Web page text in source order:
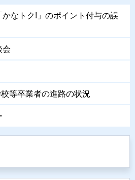
なトク!」のポイント付与の誤
会
等卒業者の進路の状況